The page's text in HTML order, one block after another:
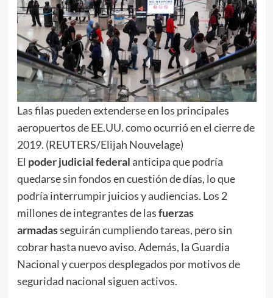
Las filas pueden extenderse en los principales
aeropuertos de EE.UU. como ocurrió en el cierre de
2019. (REUTERS/Elijah Nouvelage)
El poder judicial federalanticipa que podría
quedarse sin fondos en cuestión de días, lo que
podría interrumpir juicios y audiencias. Los 2
millones de integrantes de lasfuerzas
armadasseguirán cumpliendo tareas, pero sin
cobrar hasta nuevo aviso. Además, la Guardia
Nacional y cuerpos desplegados por motivos de
seguridad nacional siguen activos.